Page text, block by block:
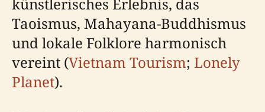
Taoismus, Mahayana-Buddhismus
und lokale Folklore harmonisch
vereint (Vietnam Tourism; Lonely
Planet).